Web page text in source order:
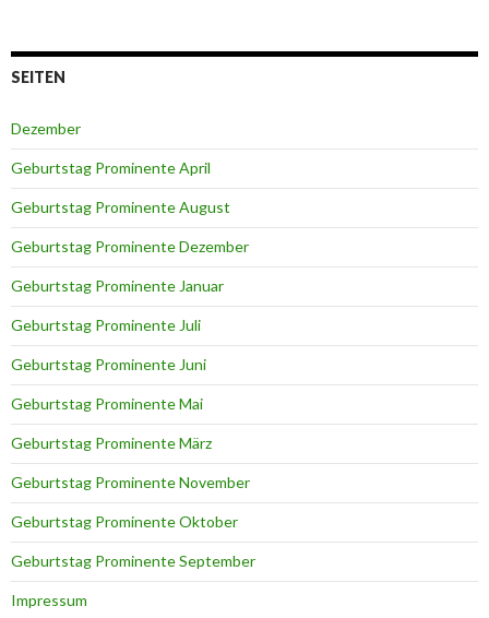
SEITEN
Dezember
Geburtstag Prominente April
Geburtstag Prominente August
Geburtstag Prominente Dezember
Geburtstag Prominente Januar
Geburtstag Prominente Juli
Geburtstag Prominente Juni
Geburtstag Prominente Mai
Geburtstag Prominente März
Geburtstag Prominente November
Geburtstag Prominente Oktober
Geburtstag Prominente September
Impressum